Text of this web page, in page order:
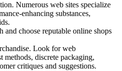
Numerous web sites specialize
enhancing substances,
and choose reputable online shops
Look for web
methods, discrete packaging,
critiques and suggestions.